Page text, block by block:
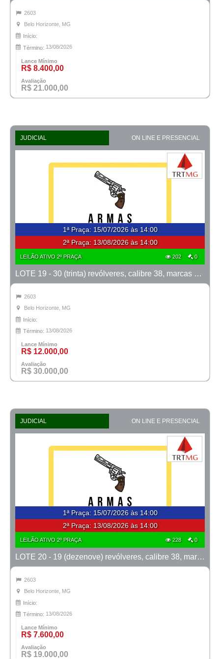
2603
Belo Horizonte, MG
Início:
Término: 13/08/2026
Lance Mínimo
R$ 8.400,00
Avaliação
R$ 21.000,00
JUDICIAL ON LINE E PRESENCIAL
1ª Praça: 15/07/2026 às 14:00
2ª Praça: 13/08/2026 às 14:00
LEILÃO ATIVO 2º PRAÇA 202 0
LOTE 19 - 30 (trinta) revólveres, calibre 38, marcas Taurus e Rossi
2603
Belo Horizonte, MG
Início:
Término: 13/08/2026
Lance Mínimo
R$ 12.000,00
Avaliação
R$ 30.000,00
JUDICIAL ON LINE E PRESENCIAL
1ª Praça: 15/07/2026 às 14:00
2ª Praça: 13/08/2026 às 14:00
LEILÃO ATIVO 2º PRAÇA 228 0
LOTE 20 - 19 (dezenove) revólveres, calibre 38, marca Taurus
2603
Belo Horizonte, MG
Início:
Término: 13/08/2026
Lance Mínimo
R$ 7.600,00
Avaliação
R$ 19.000,00